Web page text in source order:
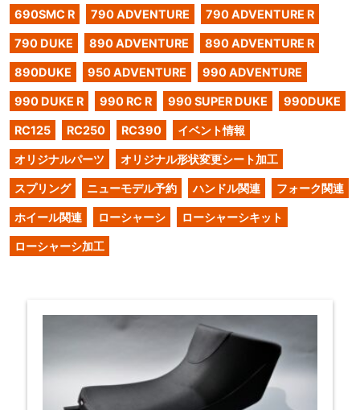
690SMC R 790 ADVENTURE 790 ADVENTURE R
790 DUKE 890 ADVENTURE 890 ADVENTURE R
890DUKE 950 ADVENTURE 990 ADVENTURE
990 DUKE R 990 RC R 990 SUPER DUKE 990DUKE
RC125 RC250 RC390 イベント情報
オリジナルパーツ オリジナル形状変更シート加工
スプリング ニューモデル予約 ハンドル関連 フォーク関連
ホイール関連 ローシャーシ ローシャーシキット
ローシャーシ加工